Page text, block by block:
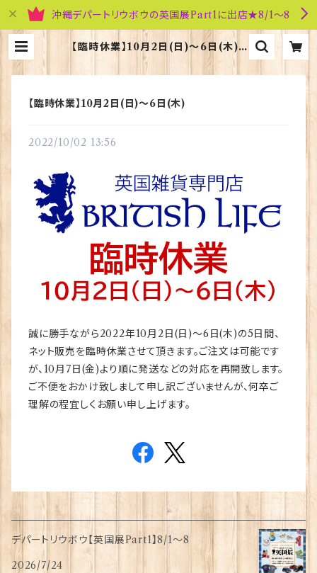
沖縄デパートリウボウの英国展Part1に出店★8/1～8
【臨時休業】10月2日(日)～6日(木) |
英国雑貨専門店ブリティッシュ・ライフ
【臨時休業】10月2日(日)～6日(木)
2022/10/02 13:56
誠に勝手ながら2022年10月2日(日)～6日(木)の5日間、
ネット販売を臨時休業させて頂きます。ご注文は可能です
が、10月7日(金)より順に発送などの対応を再開致します。
ご不便をおかけ致しまして申し訳ございませんが、何卒ご
理解の程宜しくお願い申し上げます。
デパートリウボウ【英国展Part1】8/1〜8
2026/7/24